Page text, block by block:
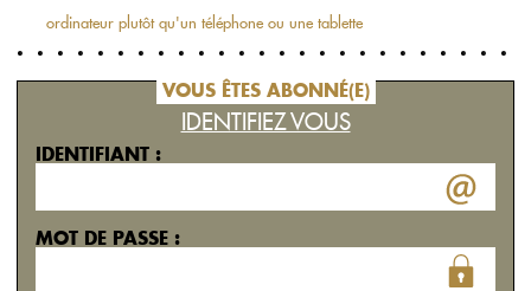
ordinateur plutôt qu'un téléphone ou une tablette
VOUS ÊTES ABONNÉ(E)
IDENTIFIEZ VOUS
IDENTIFIANT :
MOT DE PASSE :